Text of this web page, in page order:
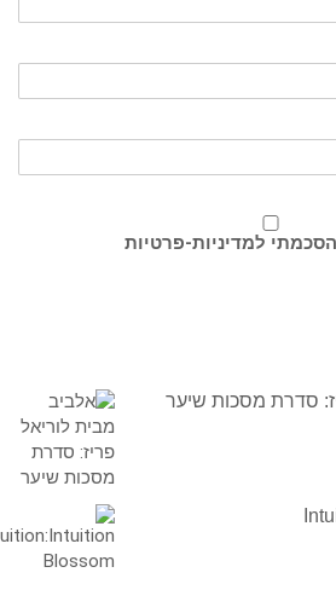
למדיניות-פרטיות
סדרת מסכות שיער